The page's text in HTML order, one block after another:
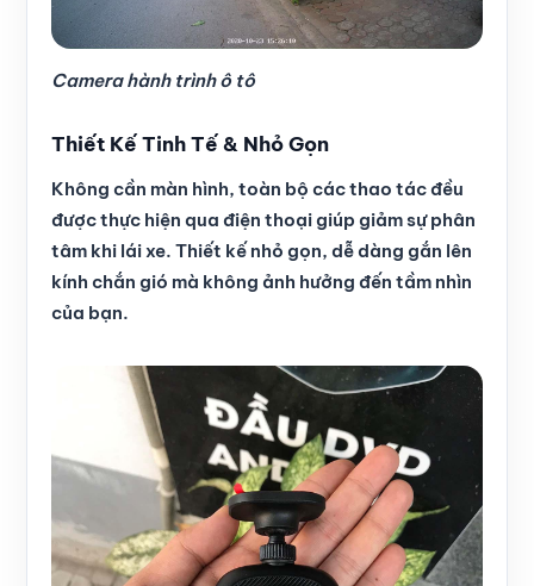
Camera hành trình ô tô
Thiết Kế Tinh Tế & Nhỏ Gọn
Không cần màn hình, toàn bộ các thao tác đều
được thực hiện qua điện thoại giúp giảm sự phân
tâm khi lái xe. Thiết kế nhỏ gọn, dễ dàng gắn lên
kính chắn gió mà không ảnh hưởng đến tầm nhìn
của bạn.